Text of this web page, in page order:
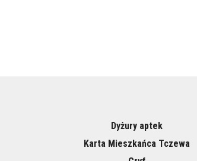
Dyżury aptek
Karta Mieszkańca Tczewa